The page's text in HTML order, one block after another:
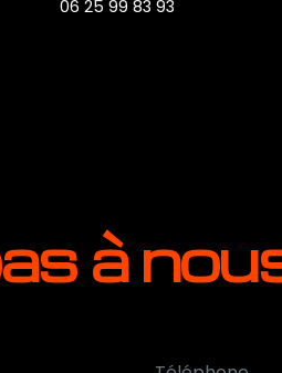
06 25 99 83 93
à